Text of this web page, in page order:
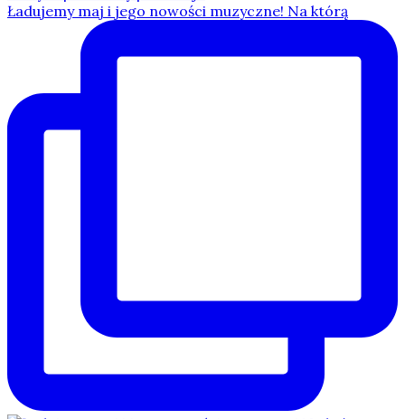
Ładujemy maj i jego nowości muzyczne! Na którą